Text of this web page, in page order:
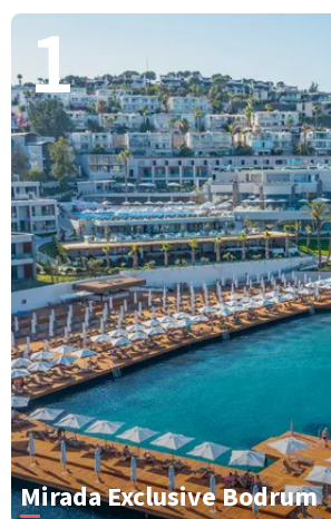
1
Mirada Exclusive Bodrum